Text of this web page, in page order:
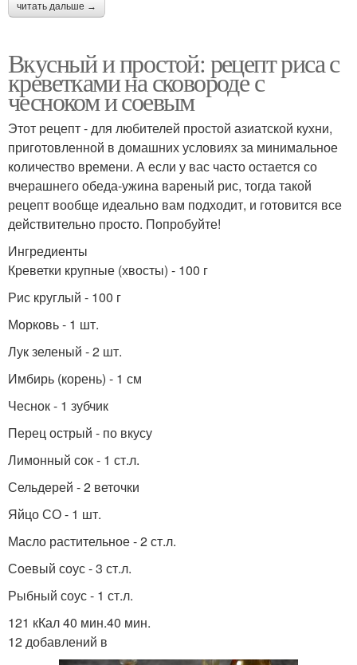
читать дальше →
Вкусный и простой: рецепт риса с
креветками на сковороде с
чесноком и соевым
Этот рецепт - для любителей простой азиатской кухни,
приготовленной в домашних условиях за минимальное
количество времени. А если у вас часто остается со
вчерашнего обеда-ужина вареный рис, тогда такой
рецепт вообще идеально вам подходит, и готовится все
действительно просто. Попробуйте!
Ингредиенты
Креветки крупные (хвосты) - 100 г
Рис круглый - 100 г
Морковь - 1 шт.
Лук зеленый - 2 шт.
Имбирь (корень) - 1 см
Чеснок - 1 зубчик
Перец острый - по вкусу
Лимонный сок - 1 ст.л.
Сельдерей - 2 веточки
Яйцо СО - 1 шт.
Масло растительное - 2 ст.л.
Соевый соус - 3 ст.л.
Рыбный соус - 1 ст.л.
121 кКал 40 мин.40 мин.
12 добавлений в